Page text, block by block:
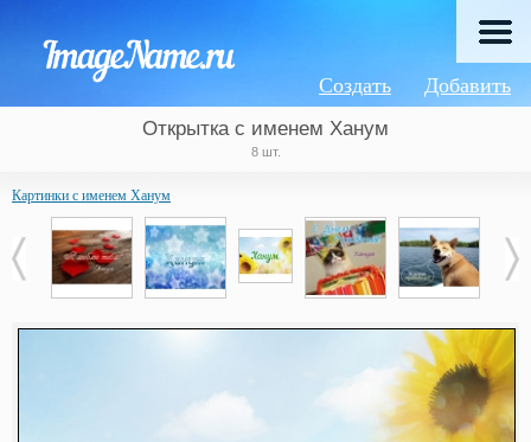
Добавить
Создать
Открытка с именем Ханум
8 шт.
Картинки с именем Ханум